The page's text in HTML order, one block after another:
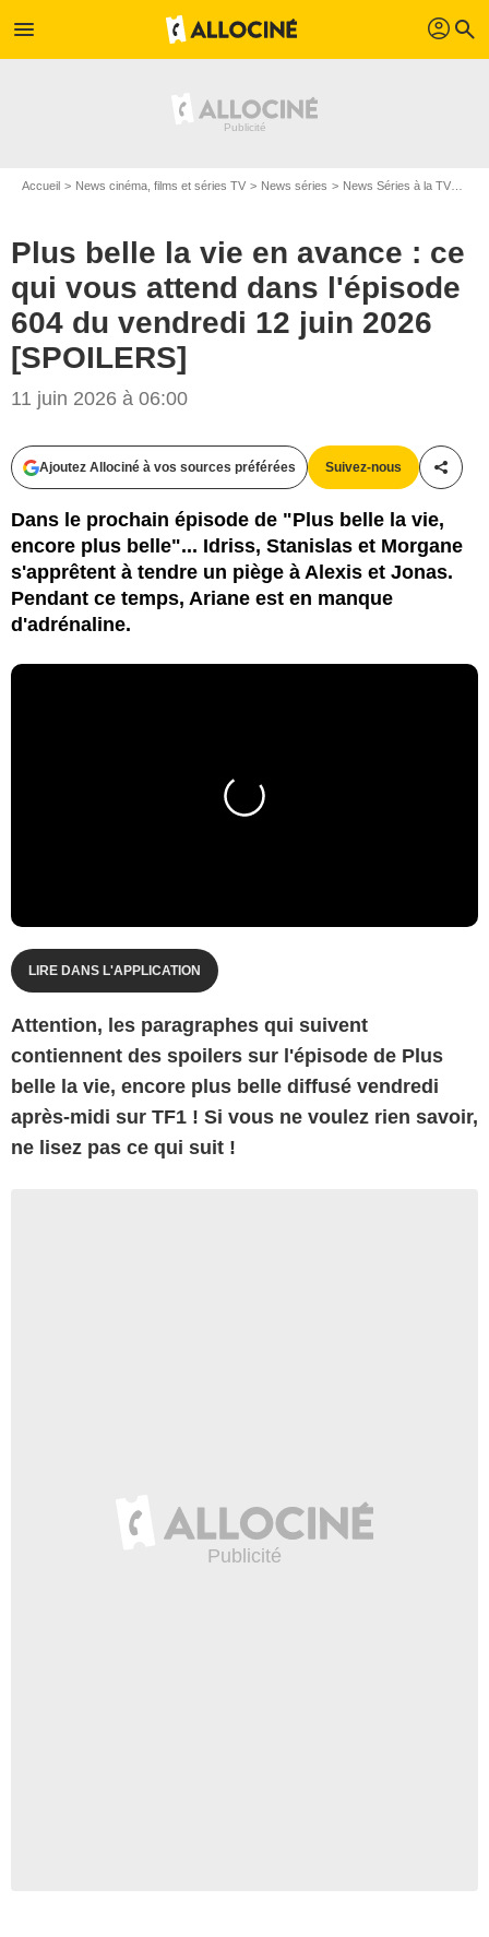
menu profil search
Accueil News cinéma, films et séries TV News séries News Séries à la TV
Plus belle la vie en avance : ce
qui vous attend dans l'épisode
604 du vendredi 12 juin 2026
[SPOILERS]
11 juin 2026 à 06:00
Ajoutez Allociné à vos sources préférées Suivez-nous
Dans le prochain épisode de "Plus belle la vie,
encore plus belle"... Idriss, Stanislas et Morgane
s'apprêtent à tendre un piège à Alexis et Jonas.
Pendant ce temps, Ariane est en manque
d'adrénaline.
LIRE DANS L'APPLICATION
Attention, les paragraphes qui suivent
contiennent des spoilers sur l'épisode de Plus
belle la vie, encore plus belle diffusé vendredi
après-midi sur TF1 ! Si vous ne voulez rien savoir,
ne lisez pas ce qui suit !